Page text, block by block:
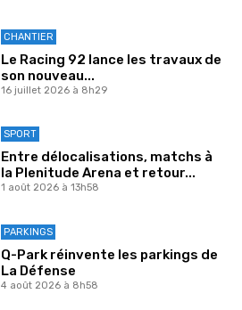
CHANTIER
Le Racing 92 lance les travaux de
son nouveau...
16 juillet 2026 à 8h29
SPORT
Entre délocalisations, matchs à
la Plenitude Arena et retour...
1 août 2026 à 13h58
PARKINGS
Q-Park réinvente les parkings de
La Défense
4 août 2026 à 8h58